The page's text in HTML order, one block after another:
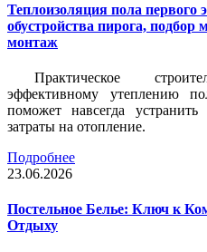
Теплоизоляция пола
обустройства пирога,
монтаж
Практическое
эффективному утеплению
поможет навсегда
затраты на отопление.
Подробнее
23.06.2026
Постельное Белье: Ключ к
Отдыху